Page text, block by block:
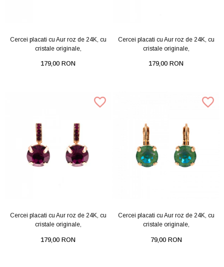
Cercei placati cu Aur roz de 24K, cu
cristale originale,
179,00 RON
Cercei placati cu Aur roz de 24K, cu
cristale originale,
179,00 RON
Cercei placati cu Aur roz de 24K, cu
cristale originale,
179,00 RON
Cercei placati cu Aur roz de 24K, cu
cristale originale,
79,00 RON